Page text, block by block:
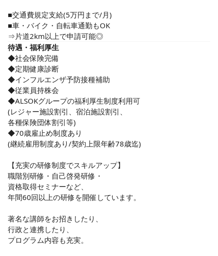
当ホームは24時間看護体制ではありません。
日勤帯のみ勤務のため、夜勤はなし。
仕事とプライベートの両立といった
「ワークライフバランス」が取れる職場です。
今後需要が高まる介護業界で、
私たちが最大限できることをする。
その一員となるあなたの挑戦を応援します。
★ICT化による業務効率化
■デジタル記録システム活用で業務負荷削減◎
■インカム・スマホ導入で迅速な情報共有も◎
ICT化を推進し、入居者様お一人おひとりに
寄り添う時間を増やすことで、より質の高い
ケアやサービスを提供しています。
■交通費規定支給(5万円まで/月)
■車・バイク・自転車通勤もOK
⇒片道2km以上で申請可能◎
待遇・福利厚生
◆社会保険完備
◆定期健康診断
◆インフルエンザ予防接種補助
◆従業員持株会
◆ALSOKグループの福利厚生制度利用可
(レジャー施設割引、宿泊施設割引、
各種保険団体割引等)
◆70歳雇止め制度あり
(継続雇用制度あり/契約上限年齢78歳迄)
【充実の研修制度でスキルアップ】
職階別研修・自己啓発研修・
資格取得セミナーなど、
年間60回以上の研修を開催しています。
著名な講師をお招きしたり、
行政と連携したり、
プログラム内容も充実。